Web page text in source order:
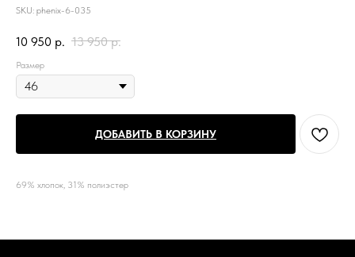
SKU: phenix-6-035
10 950 р. 13 950 р.
Размер
ДОБАВИТЬ В КОРЗИНУ
69% хлопок, 31% полиэстер